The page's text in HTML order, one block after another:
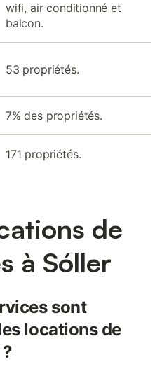
wifi, air conditionné et
balcon.
53 propriétés.
7% des propriétés.
171 propriétés.
de
à Sóller
sont
locations de